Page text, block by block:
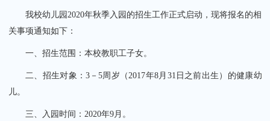
关闭
我校幼儿园2020年秋季入园的招生工作正式启动，现将报名的相
关事项通知如下：
一、招生范围：本校教职工子女。
二、招生对象：3－5周岁（2017年8月31日之前出生）的健康幼
儿。
三、入园时间：2020年9月。